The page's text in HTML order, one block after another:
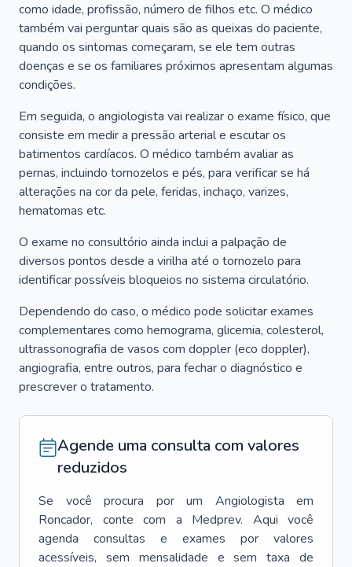
como idade, profissão, número de filhos etc. O médico
também vai perguntar quais são as queixas do paciente,
quando os sintomas começaram, se ele tem outras
doenças e se os familiares próximos apresentam algumas
condições.
Em seguida, o angiologista vai realizar o exame físico, que
consiste em medir a pressão arterial e escutar os
batimentos cardíacos. O médico também avaliar as
pernas, incluindo tornozelos e pés, para verificar se há
alterações na cor da pele, feridas, inchaço, varizes,
hematomas etc.
O exame no consultório ainda inclui a palpação de
diversos pontos desde a virilha até o tornozelo para
identificar possíveis bloqueios no sistema circulatório.
Dependendo do caso, o médico pode solicitar exames
complementares como hemograma, glicemia, colesterol,
ultrassonografia de vasos com doppler (eco doppler),
angiografia, entre outros, para fechar o diagnóstico e
prescrever o tratamento.
Agende uma consulta com valores
reduzidos
Se você procura por um Angiologista
em
Roncador, conte com a Medprev. Aqui você
agenda consultas e exames por valores
acessíveis, sem mensalidade e sem taxa de